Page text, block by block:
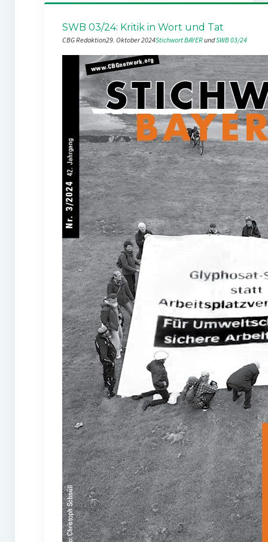
SWB 03/24: Kritik in Wort und Tat
CBG Redaktion29. Oktober 2024Stichwort BAYER und SWB 03/24